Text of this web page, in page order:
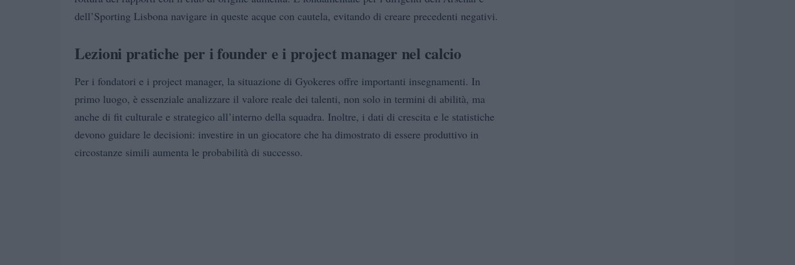
dell’Sporting Lisbona navigare in queste acque con cautela, evitando di creare precedenti negativi.
Lezioni pratiche per i founder e i project manager nel calcio
Per i fondatori e i project manager, la situazione di Gyokeres offre importanti insegnamenti. In
primo luogo, è essenziale analizzare il valore reale dei talenti, non solo in termini di abilità, ma
anche di fit culturale e strategico all’interno della squadra. Inoltre, i dati di crescita e le statistiche
devono guidare le decisioni: investire in un giocatore che ha dimostrato di essere produttivo in
circostanze simili aumenta le probabilità di successo.